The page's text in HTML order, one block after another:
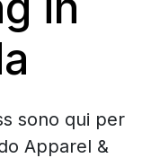
sono qui per
Apparel &